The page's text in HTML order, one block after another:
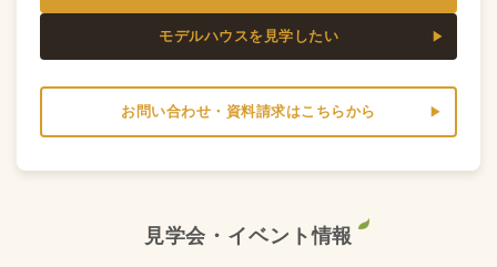
モデルハウスを見学したい
お問い合わせ・資料請求はこちらから
見学会・イベント情報